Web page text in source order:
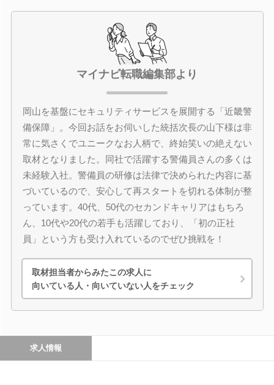
マイナビ転職編集部より
岡山を基盤にセキュリティサービスを展開する「近畿警
備保障」。今回お話をお伺いした統括次長の山下様は非
常に気さくでユニークなお人柄で、終始笑いの絶えない
取材となりました。同社で活躍する警備員さんの多くは
未経験入社。警備員の研修は法律で決められた内容に基
づいているので、安心して再スタートを切れる体制が整
っています。40代、50代のセカンドキャリアはもちろ
ん、10代や20代の若手も活躍しており、「初の正社
員」という方も受け入れているのでぜひ挑戦を！
取材担当者からみたこの求人に
向いている人・向いていない人をチェック
求人情報